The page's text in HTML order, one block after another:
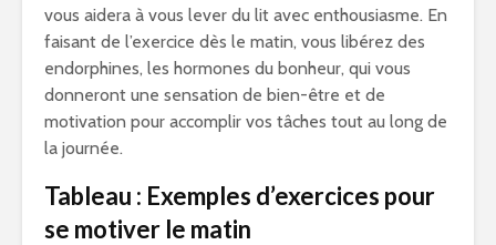
vous aidera à vous lever du lit avec enthousiasme. En
faisant de l’exercice dès le matin, vous libérez des
endorphines, les hormones du bonheur, qui vous
donneront une sensation de bien-être et de
motivation pour accomplir vos tâches tout au long de
la journée.
Tableau : Exemples d’exercices pour
se motiver le matin